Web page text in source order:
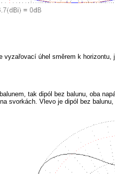
úhel směrem k
tak dipól bez balunu, oba
svorkách. Vlevo je dipól bez